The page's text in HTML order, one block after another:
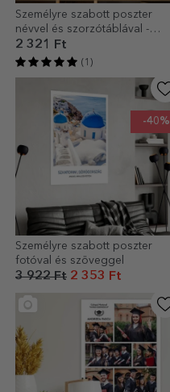
Személyre szabott poszter
névvel és szorzótáblával -
Szivárvány
2 321 Ft
(1)
-40%
Személyre szabott poszter
fotóval és szöveggel
3 922 Ft 2 353 Ft